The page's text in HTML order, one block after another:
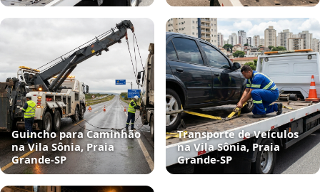
Guincho para Caminhão
na Vila Sônia, Praia
Grande‑SP
Transporte de Veículos
na Vila Sônia, Praia
Grande‑SP